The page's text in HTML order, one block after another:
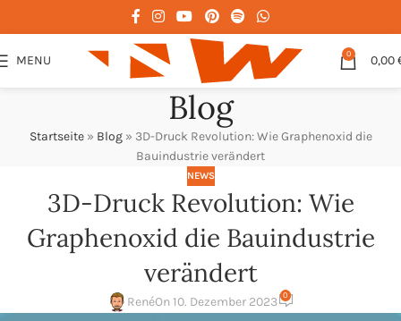
MENU 0 0,00
Blog
Startseite» Blog» 3D-Druck Revolution: Wie Graphenoxid die
Bauindustrie verändert
NEWS
3D-Druck Revolution: Wie
Graphenoxid die Bauindustrie
verändert
RenéOn 10. Dezember 2023 0